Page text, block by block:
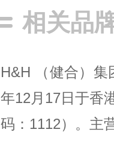
相关品
H&H （健合）集
年12月17日于香
码：1112）。主